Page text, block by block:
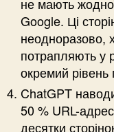
Google. Ці
неодноразово,
потрапляють у
окремий рівень
ChatGPT
50 % URL-
десятки